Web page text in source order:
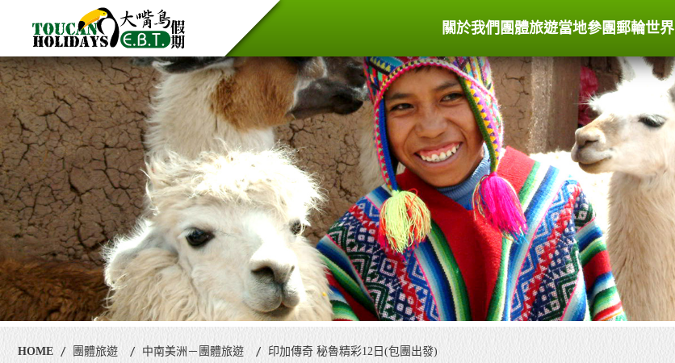
關於我們 團體旅遊當地參團 郵輪世界
HOME 團體旅遊 中南美洲－團體旅遊 印加傳奇 秘魯精彩12日(包團出發)